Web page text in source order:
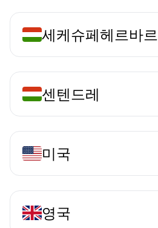
세케슈페헤르바르
센텐드레
미국
영국